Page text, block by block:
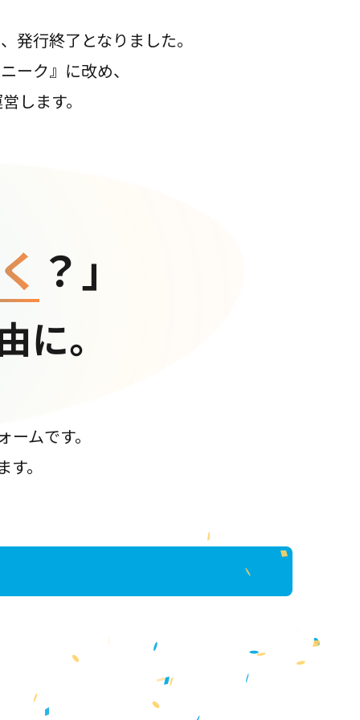
発行終了となりました。
ーク』に改め、
します。
？」
に。
ムです。
。